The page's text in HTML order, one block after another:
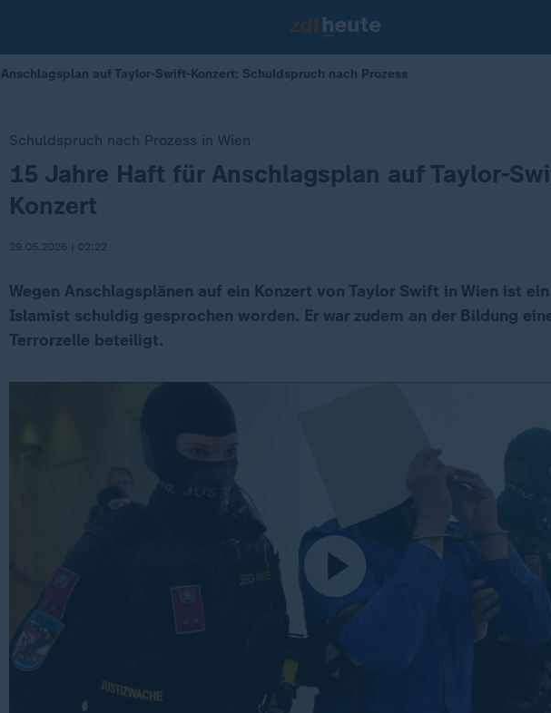
Anschlagsplan auf Taylor-Swift-Konzert: Schuldspruch nach Prozess
Schuldspruch nach Prozess in Wien
:15 Jahre Haft für Anschlagsplan auf Taylor-
Konzert
29.05.2026 | 02:22
Wegen Anschlagsplänen auf ein Konzert von Taylor Swift in Wien ist
Islamist schuldig gesprochen worden. Er war zudem an der Bildung
Terrorzelle beteiligt.